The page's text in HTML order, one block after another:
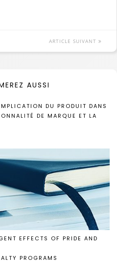
ARTICLE SUIVANT
AUSSI
DU PRODUIT DANS
DE MARQUE ET LA
EFFECTS OF PRIDE AND
PROGRAMS